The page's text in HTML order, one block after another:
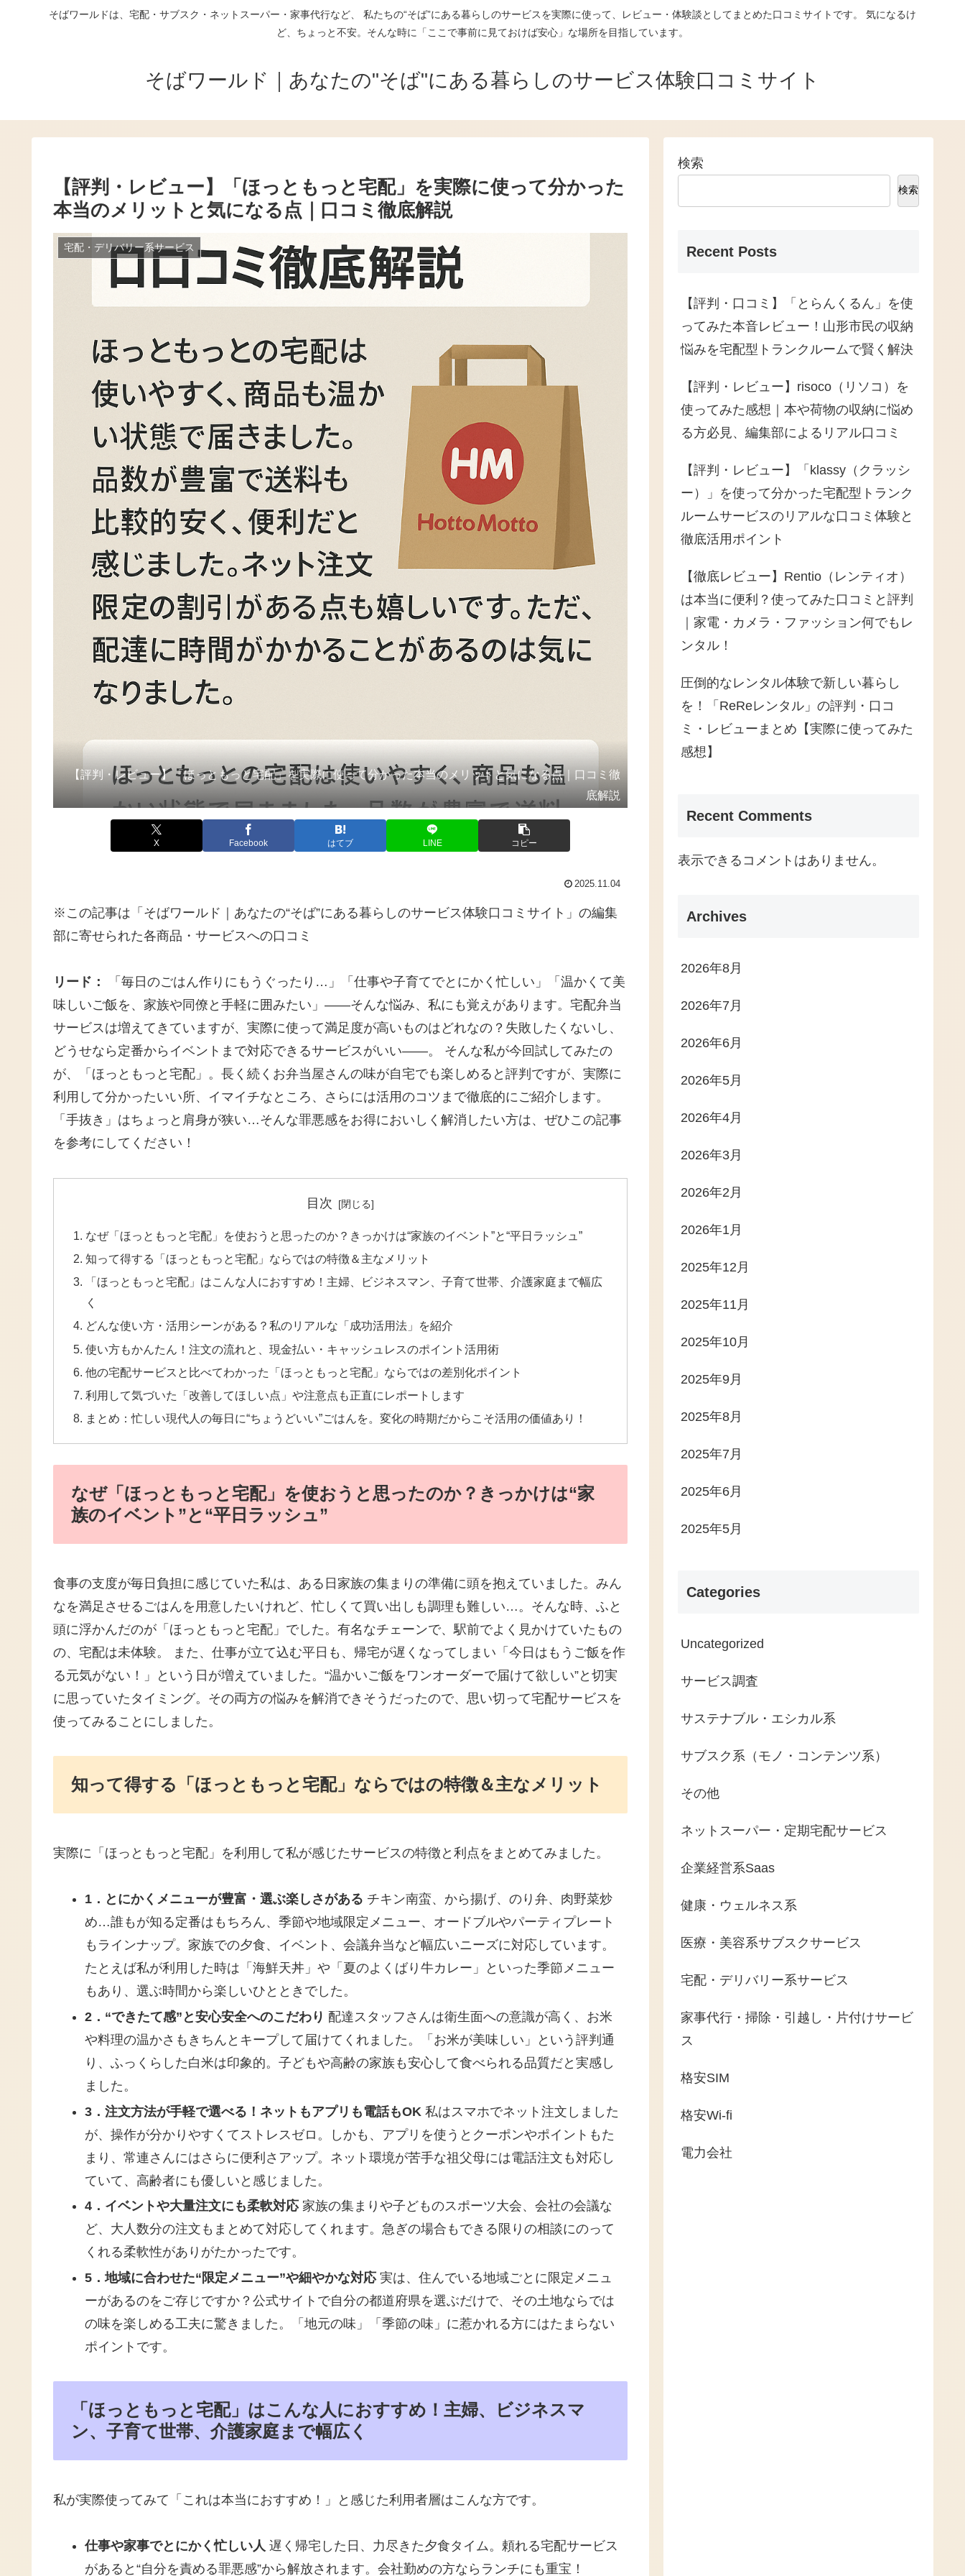
そばワールドは、宅配・サブスク・ネットスーパー・家事代行など、 私たちの“そば”にある暮らしのサービスを実際に使って、レビュー・体験談としてまとめた口コミサイトです。 気になるけ
ど、ちょっと不安。そんな時に「ここで事前に見ておけば安心」な場所を目指しています。
そばワールド｜あなたの"そば"にある暮らしのサービス体験口コミサイト
【評判・レビュー】「ほっともっと宅配」を実際に使って分かった
本当のメリットと気になる点｜口コミ徹底解説
宅配・デリバリー系サービス
【評判・レビュー】「ほっともっと宅配」を実際に使って分かった本当のメリットと気になる点｜口コミ徹
底解説
X Facebook はてブ LINE コピー
2025.11.04
※この記事は「そばワールド｜あなたの“そば”にある暮らしのサービス体験口コミサイト」の編集
部に寄せられた各商品・サービスへの口コミ
リード：
「毎日のごはん作りにもうぐったり…」「仕事や子育てでとにかく忙しい」「温かくて美
味しいご飯を、家族や同僚と手軽に囲みたい」――そんな悩み、私にも覚えがあります。宅配弁当
サービスは増えてきていますが、実際に使って満足度が高いものはどれなの？失敗したくないし、
どうせなら定番からイベントまで対応できるサービスがいい――。 そんな私が今回試してみたの
が、「ほっともっと宅配」。長く続くお弁当屋さんの味が自宅でも楽しめると評判ですが、実際に
利用して分かったいい所、イマイチなところ、さらには活用のコツまで徹底的にご紹介します。
「手抜き」はちょっと肩身が狭い…そんな罪悪感をお得においしく解消したい方は、ぜひこの記事
を参考にしてください！
目次
なぜ「ほっともっと宅配」を使おうと思ったのか？きっかけは“家族のイベント”と“平日ラッシュ”
知って得する「ほっともっと宅配」ならではの特徴＆主なメリット
「ほっともっと宅配」はこんな人におすすめ！主婦、ビジネスマン、子育て世帯、介護家庭まで幅広
く
どんな使い方・活用シーンがある？私のリアルな「成功活用法」を紹介
使い方もかんたん！注文の流れと、現金払い・キャッシュレスのポイント活用術
他の宅配サービスと比べてわかった「ほっともっと宅配」ならではの差別化ポイント
利用して気づいた「改善してほしい点」や注意点も正直にレポートします
まとめ：忙しい現代人の毎日に“ちょうどいい”ごはんを。変化の時期だからこそ活用の価値あり！
なぜ「ほっともっと宅配」を使おうと思ったのか？きっかけは“家
族のイベント”と“平日ラッシュ”
食事の支度が毎日負担に感じていた私は、ある日家族の集まりの準備に頭を抱えていました。みん
なを満足させるごはんを用意したいけれど、忙しくて買い出しも調理も難しい…。そんな時、ふと
頭に浮かんだのが「ほっともっと宅配」でした。有名なチェーンで、駅前でよく見かけていたもの
の、宅配は未体験。 また、仕事が立て込む平日も、帰宅が遅くなってしまい「今日はもうご飯を作
る元気がない！」という日が増えていました。“温かいご飯をワンオーダーで届けて欲しい”と切実
に思っていたタイミング。その両方の悩みを解消できそうだったので、思い切って宅配サービスを
使ってみることにしました。
知って得する「ほっともっと宅配」ならではの特徴＆主なメリット
実際に「ほっともっと宅配」を利用して私が感じたサービスの特徴と利点をまとめてみました。
1．とにかくメニューが豊富・選ぶ楽しさがある チキン南蛮、から揚げ、のり弁、肉野菜炒
め…誰もが知る定番はもちろん、季節や地域限定メニュー、オードブルやパーティプレート
もラインナップ。家族での夕食、イベント、会議弁当など幅広いニーズに対応しています。
たとえば私が利用した時は「海鮮天丼」や「夏のよくばり牛カレー」といった季節メニュー
もあり、選ぶ時間から楽しいひとときでした。
2．“できたて感”と安心安全へのこだわり 配達スタッフさんは衛生面への意識が高く、お米
や料理の温かさもきちんとキープして届けてくれました。「お米が美味しい」という評判通
り、ふっくらした白米は印象的。子どもや高齢の家族も安心して食べられる品質だと実感し
ました。
3．注文方法が手軽で選べる！ネットもアプリも電話もOK 私はスマホでネット注文しました
が、操作が分かりやすくてストレスゼロ。しかも、アプリを使うとクーポンやポイントもた
まり、常連さんにはさらに便利さアップ。ネット環境が苦手な祖父母には電話注文も対応し
ていて、高齢者にも優しいと感じました。
4．イベントや大量注文にも柔軟対応家族の集まりや子どものスポーツ大会、会社の会議な
ど、大人数分の注文もまとめて対応してくれます。急ぎの場合もできる限りの相談にのって
くれる柔軟性がありがたかったです。
5．地域に合わせた“限定メニュー”や細やかな対応実は、住んでいる地域ごとに限定メニュ
ーがあるのをご存じですか？公式サイトで自分の都道府県を選ぶだけで、その土地ならでは
の味を楽しめる工夫に驚きました。「地元の味」「季節の味」に惹かれる方にはたまらない
ポイントです。
「ほっともっと宅配」はこんな人におすすめ！主婦、ビジネスマ
ン、子育て世帯、介護家庭まで幅広く
私が実際使ってみて「これは本当におすすめ！」と感じた利用者層はこんな方です。
仕事や家事でとにかく忙しい人 遅く帰宅した日、力尽きた夕食タイム。頼れる宅配サービス
があると“自分を責める罪悪感”から解放されます。会社勤めの方ならランチにも重宝！
検索
検索
Recent Posts
【評判・口コミ】「とらんくるん」を使
ってみた本音レビュー！山形市民の収納
悩みを宅配型トランクルームで賢く解決
【評判・レビュー】risoco（リソコ）を
使ってみた感想｜本や荷物の収納に悩め
る方必見、編集部によるリアル口コミ
【評判・レビュー】「klassy（クラッシ
ー）」を使って分かった宅配型トランク
ルームサービスのリアルな口コミ体験と
徹底活用ポイント
【徹底レビュー】Rentio（レンティオ）
は本当に便利？使ってみた口コミと評判
｜家電・カメラ・ファッション何でもレ
ンタル！
圧倒的なレンタル体験で新しい暮らし
を！「ReReレンタル」の評判・口コ
ミ・レビューまとめ【実際に使ってみた
感想】
Recent Comments
表示できるコメントはありません。
Archives
2026年8月
2026年7月
2026年6月
2026年5月
2026年4月
2026年3月
2026年2月
2026年1月
2025年12月
2025年11月
2025年10月
2025年9月
2025年8月
2025年7月
2025年6月
2025年5月
Categories
Uncategorized
サービス調査
サステナブル・エシカル系
サブスク系（モノ・コンテンツ系）
その他
ネットスーパー・定期宅配サービス
企業経営系Saas
健康・ウェルネス系
医療・美容系サブスクサービス
宅配・デリバリー系サービス
家事代行・掃除・引越し・片付けサービ
ス
格安SIM
格安Wi-fi
電力会社